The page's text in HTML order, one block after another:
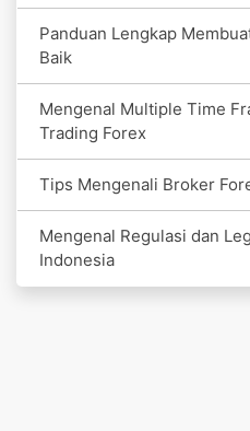
Panduan Lengkap
Baik
Mengenal Multiple Time
Trading Forex
Tips Mengenali Broker
Mengenal Regulasi dan
Indonesia